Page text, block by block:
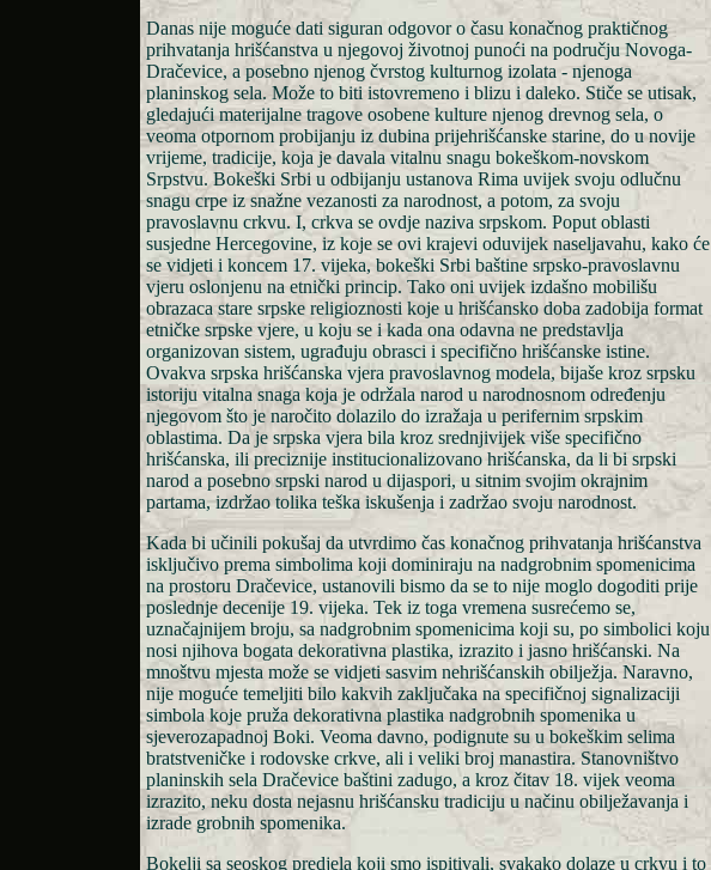
Danas nije moguće dati siguran odgovor o času konačnog praktičnog
prihvatanja hrišćanstva u njegovoj životnoj punoći na području Novoga-
Dračevice, a posebno njenog čvrstog kulturnog izolata - njenoga
planinskog sela. Može to biti istovremeno i blizu i daleko. Stiče se utisak,
gledajući materijalne tragove osobene kulture njenog drevnog sela, o
veoma otpornom probijanju iz dubina prijehrišćanske starine, do u novije
vrijeme, tradicije, koja je davala vitalnu snagu bokeškom-novskom
Srpstvu. Bokeški Srbi u odbijanju ustanova Rima uvijek svoju odlučnu
snagu crpe iz snažne vezanosti za narodnost, a potom, za svoju
pravoslavnu crkvu. I, crkva se ovdje naziva srpskom. Poput oblasti
susjedne Hercegovine, iz koje se ovi krajevi oduvijek naseljavahu, kako će
se vidjeti i koncem 17. vijeka, bokeški Srbi baštine srpsko-pravoslavnu
vjeru oslonjenu na etnički princip. Tako oni uvijek izdašno mobilišu
obrazaca stare srpske religioznosti koje u hrišćansko doba zadobija format
etničke srpske vjere, u koju se i kada ona odavna ne predstavlja
organizovan sistem, ugrađuju obrasci i specifično hrišćanske istine.
Ovakva srpska hrišćanska vjera pravoslavnog modela, bijaše kroz srpsku
istoriju vitalna snaga koja je održala narod u narodnosnom određenju
njegovom što je naročito dolazilo do izražaja u perifernim srpskim
oblastima. Da je srpska vjera bila kroz srednjivijek više specifično
hrišćanska, ili preciznije institucionalizovano hrišćanska, da li bi srpski
narod a posebno srpski narod u dijaspori, u sitnim svojim okrajnim
partama, izdržao tolika teška iskušenja i zadržao svoju narodnost.
Kada bi učinili pokušaj da utvrdimo čas konačnog prihvatanja hrišćanstva
isključivo prema simbolima koji dominiraju na nadgrobnim spomenicima
na prostoru Dračevice, ustanovili bismo da se to nije moglo dogoditi prije
poslednje decenije 19. vijeka. Tek iz toga vremena susrećemo se,
uznačajnijem broju, sa nadgrobnim spomenicima koji su, po simbolici koju
nosi njihova bogata dekorativna plastika, izrazito i jasno hrišćanski. Na
mnoštvu mjesta može se vidjeti sasvim nehrišćanskih obilježja. Naravno,
nije moguće temeljiti bilo kakvih zaključaka na specifičnoj signalizaciji
simbola koje pruža dekorativna plastika nadgrobnih spomenika u
sjeverozapadnoj Boki. Veoma davno, podignute su u bokeškim selima
bratstveničke i rodovske crkve, ali i veliki broj manastira. Stanovništvo
planinskih sela Dračevice baštini zadugo, a kroz čitav 18. vijek veoma
izrazito, neku dosta nejasnu hrišćansku tradiciju u načinu obilježavanja i
izrade grobnih spomenika.
Bokelji sa seoskog predjela koji smo ispitivali, svakako dolaze u crkvu i to